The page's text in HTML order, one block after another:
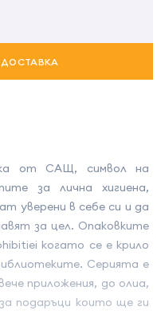
ДОСТАВКА
от САЩ, символ на
за лична хигиена,
уверени в себе си и да
за цел. Опаковките
когато се е крило
Серията е
приложения, до олиа,
подаръци които ще ги